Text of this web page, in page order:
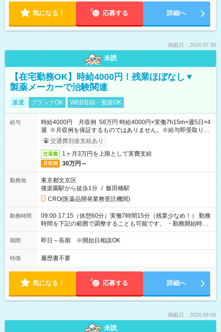
気になる！ 応募する 詳細へ
掲載日：2026.07.30
未読
【在宅勤務OK】時給4000円！残業ほぼなし▼
製薬メーカーで治験関連
派遣 ブランクOK WEB登録・面接OK
給与
時給4000円 月収例 58万円 時給4000円×実働7h15m×週5日×4
週 ※月収例を保証するものではありません。※給与即受取りサ
ービス利用可（利用条件有）
交通費別途支給あり
交通費 1ヶ月3万円を上限として実費支給
月収例 30万円～
勤務地
東京都文京区
後楽園駅から徒歩1分 / 飯田橋駅
CRO(医薬品開発業務受託機関)
勤務時間
09:00-17:15（休憩60分）実働7時間15分（残業少なめ！） 勤務
時間を下記の範囲で調整することも可能です。 ・勤務開始時
間 09:00～10:00 ・勤務終了時間 16:00～17:15 ・実働
05:00～07:15
期間 即日～長期 ※開始日相談OK
特徴 履歴書不要
気になる！ 応募する 詳細へ
掲載日：2026.08.06
未読